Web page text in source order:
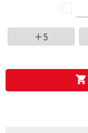
-
＋5